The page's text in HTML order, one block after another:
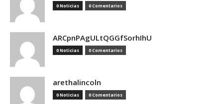
0 Noticias 0 Comentarios
ARCpnPAgULtQGGfSorhIhU
0 Noticias 0 Comentarios
arethalincoln
0 Noticias 0 Comentarios